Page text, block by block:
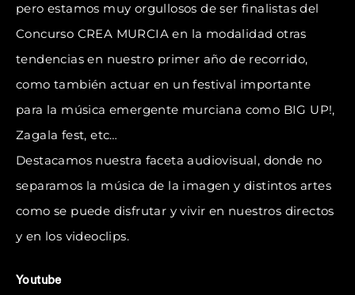
pero estamos muy orgullosos de ser finalistas del
Concurso CREA MURCIA en la modalidad otras
tendencias en nuestro primer año de recorrido,
como también actuar en un festival importante
para la música emergente murciana como BIG UP!,
Zagala fest, etc…
Destacamos nuestra faceta audiovisual, donde no
separamos la música de la imagen y distintos artes
como se puede disfrutar y vivir en nuestros directos
y en los videoclips.
Youtube